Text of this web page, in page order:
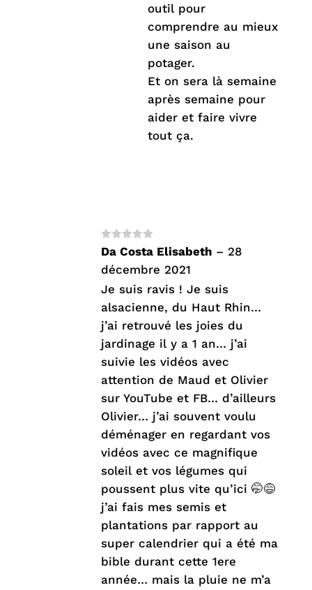
outil pour
comprendre au mieux
une saison au
potager.
Et on sera là semaine
après semaine pour
aider et faire vivre
tout ça.
Note5sur
5
Da Costa Elisabeth – 28
décembre 2021
Je suis ravis ! Je suis
alsacienne, du Haut Rhin…
j’ai retrouvé les joies du
jardinage il y a 1 an… j’ai
suivie les vidéos avec
attention de Maud et Olivier
sur YouTube et FB… d’ailleurs
Olivier… j’ai souvent voulu
déménager en regardant vos
vidéos avec ce magnifique
soleil et vos légumes qui
poussent plus vite qu’ici 🤭😅
j’ai fais mes semis et
plantations par rapport au
super calendrier qui a été ma
bible durant cette 1ere
année… mais la pluie ne m’a